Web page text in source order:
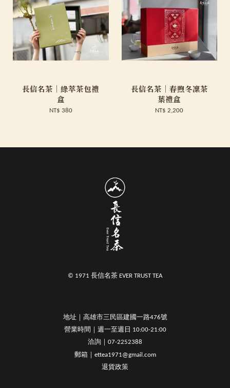
長信名茶｜綠萃茶包禮
盒
NT$ 380
長信名茶｜春煦冬凜茶
葉禮盒
NT$ 2,200
© 1971 長信名茶 EVER TRUST TEA
地址｜高雄市三民區建國一路476號
營業時間｜週一至週日 10:00-21:00
洽詢｜07-2252388
郵箱｜ettea1971@gmail.com
退貨政策